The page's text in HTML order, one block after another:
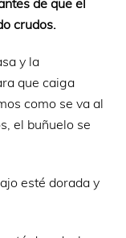
crudos.
y la
que caiga
como se va al
el buñuelo se
esté dorada y